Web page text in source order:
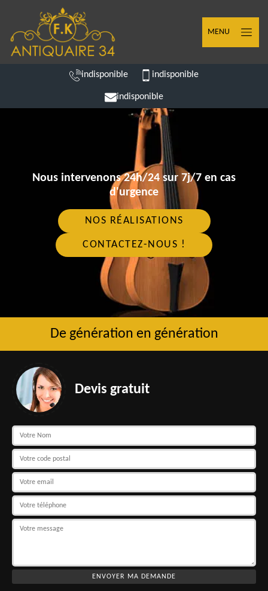
MENU
indisponible indisponible
indisponible
Nous intervenons 24h/24 sur 7j/7 en cas
d'urgence
NOS RÉALISATIONS
CONTACTEZ-NOUS !
De génération en génération
Devis gratuit